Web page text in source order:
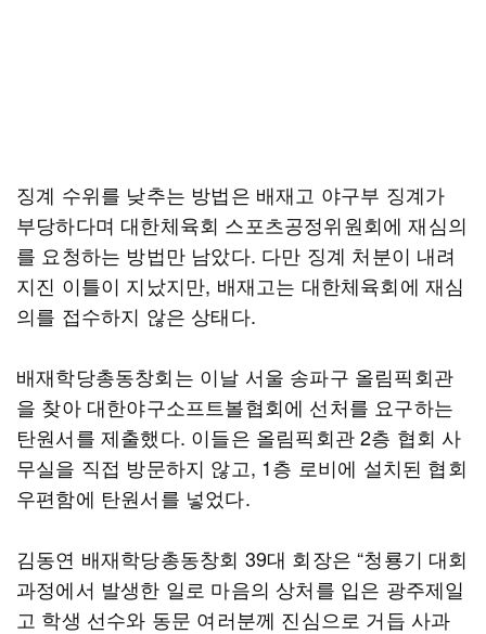
징계 수위를 낮추는 방법은 배재고 야구부 징계가
부당하다며 대한체육회 스포츠공정위원회에 재심의
를 요청하는 방법만 남았다. 다만 징계 처분이 내려
지진 이틀이 지났지만, 배재고는 대한체육회에 재심
의를 접수하지 않은 상태다.
배재학당총동창회는 이날 서울 송파구 올림픽회관
을 찾아 대한야구소프트볼협회에 선처를 요구하는
탄원서를 제출했다. 이들은 올림픽회관 2층 협회 사
무실을 직접 방문하지 않고, 1층 로비에 설치된 협회
우편함에 탄원서를 넣었다.
김동연 배재학당총동창회 39대 회장은 “청룡기 대회
과정에서 발생한 일로 마음의 상처를 입은 광주제일
고 학생 선수와 동문 여러분께 진심으로 거듭 사과